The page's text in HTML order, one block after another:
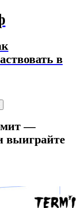
в
—
выиграйте